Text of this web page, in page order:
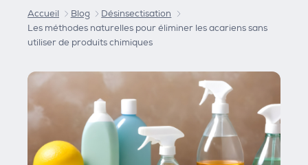
Accueil Blog
Désinsectisation
Les méthodes naturelles pour éliminer les acariens sans
utiliser de produits chimiques